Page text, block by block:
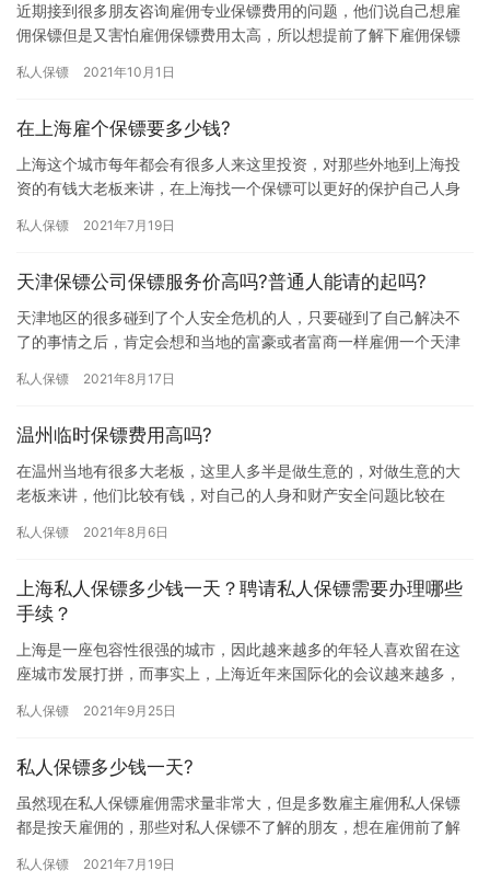
近期接到很多朋友咨询雇佣专业保镖费用的问题，他们说自己想雇
佣保镖但是又害怕雇佣保镖费用太高，所以想提前了解下雇佣保镖
解下…
私人保镖 2021年10月1日
在上海雇个保镖要多少钱?
上海这个城市每年都会有很多人来这里投资，对那些外地到上海投
资的有钱大老板来讲，在上海找一个保镖可以更好的保护自己人身
少钱?…
私人保镖 2021年7月19日
天津保镖公司保镖服务价高吗?普通人能请的起吗?
天津地区的很多碰到了个人安全危机的人，只要碰到了自己解决不
了的事情之后，肯定会想和当地的富豪或者富商一样雇佣一个天津
普通…
私人保镖 2021年8月17日
温州临时保镖费用高吗?
在温州当地有很多大老板，这里人多半是做生意的，对做生意的大
老板来讲，他们比较有钱，对自己的人身和财产安全问题比较在
在温…
私人保镖 2021年8月6日
上海私人保镖多少钱一天？聘请私人保镖需要办理哪些
手续？
上海是一座包容性很强的城市，因此越来越多的年轻人喜欢留在这
座城市发展打拼，而事实上，上海近年来国际化的会议越来越多，
展有声…
私人保镖 2021年9月25日
私人保镖多少钱一天?
虽然现在私人保镖雇佣需求量非常大，但是多数雇主雇佣私人保镖
都是按天雇佣的，那些对私人保镖不了解的朋友，想在雇佣前了解
下吧…
私人保镖 2021年7月19日